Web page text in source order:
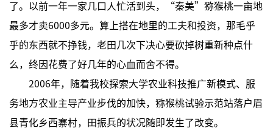
了。以前一年一家几口人忙活到头，“秦美”猕猴桃一亩地
最多才卖6000多元。算上搭在地里的工夫和投资，那毛乎
乎的东西就不挣钱，老田几次下决心要砍掉树重新种点什
么，终因花费了好几年的心血而舍不得。
2006年，随着我校探索大学农业科技推广新模式、服
务地方农业主导产业步伐的加快，猕猴桃试验示范站落户眉
县青化乡西寨村，田振兵的状况随即发生了改变。